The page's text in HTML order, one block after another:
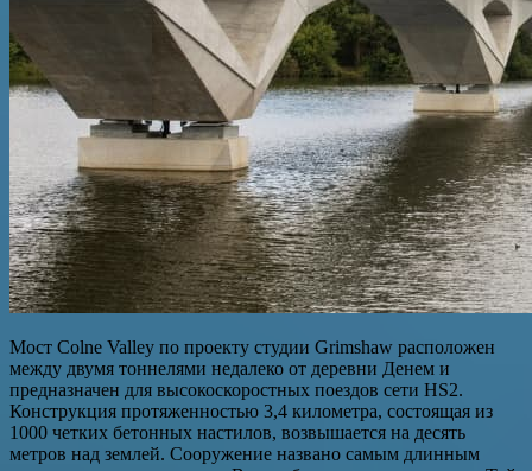
Мост Colne Valley по проекту студии Grimshaw расположен
между двумя тоннелями недалеко от деревни Денем и
предназначен для высокоскоростных поездов сети HS2.
Конструкция протяженностью 3,4 километра, состоящая из
1000 четких бетонных настилов, возвышается на десять
метров над землей. Сооружение названо самым длинным